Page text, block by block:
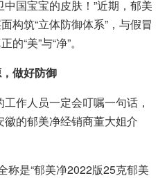
国宝宝的皮肤！”近期，郁美
构筑“立体防御体系”，与假冒
“美”与“净”。
做好防御
作人员一定会叮嘱一句话，
徽的郁美净经销商董大姐介
称是“郁美净2022版25克郁美